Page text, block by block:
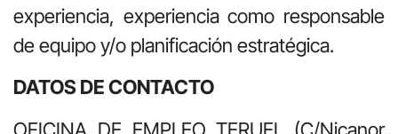
experiencia, experiencia como responsable
de equipo y/o planificación estratégica.
DATOS DE CONTACTO